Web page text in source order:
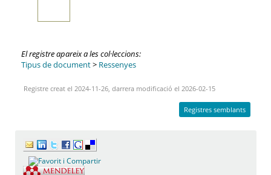
El registre apareix a les col·leccions:
Tipus de document> Ressenyes
Registre creat el 2024-11-26, darrera modificació el 2026-02-15
Registres semblants